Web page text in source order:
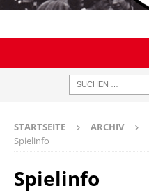
STARTSEITE ARCHIV
Spielinfo
Spielinfo